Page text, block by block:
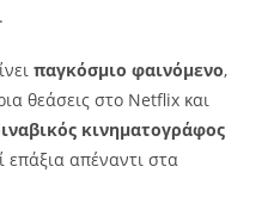
.
παγκόσμιο φαινόμενο,
θεάσεις στο Netflix και
κινηματογράφος
επάξια απέναντι στα